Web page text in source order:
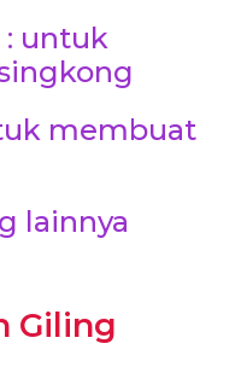
: untuk
membuat
lainnya
Giling